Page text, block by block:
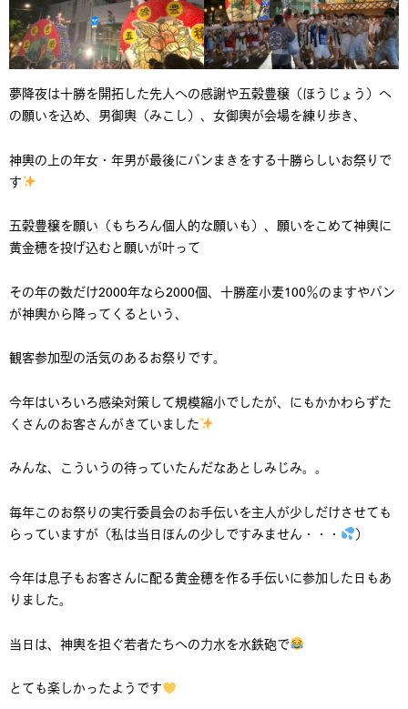
夢降夜は十勝を開拓した先人への感謝や五穀豊穣（ほうじょう）へ
の願いを込め、男御輿（みこし）、女御輿が会場を練り歩き、
神輿の上の年女・年男が最後にパンまきをする十勝らしいお祭りで
す
五穀豊穣を願い（もちろん個人的な願いも）、願いをこめて神輿に
黄金穂を投げ込むと願いが叶って
その年の数だけ2000年なら2000個、十勝産小麦100％のますやパン
が神輿から降ってくるという、
観客参加型の活気のあるお祭りです。
今年はいろいろ感染対策して規模縮小でしたが、にもかかわらずた
くさんのお客さんがきていました
みんな、こういうの待っていたんだなあとしみじみ。。
毎年このお祭りの実行委員会のお手伝いを主人が少しだけさせても
らっていますが（私は当日ほんの少しですみません・・・
）
今年は息子もお客さんに配る黄金穂を作る手伝いに参加した日もあ
りました。
当日は、神輿を担ぐ若者たちへの力水を水鉄砲で
とても楽しかったようです